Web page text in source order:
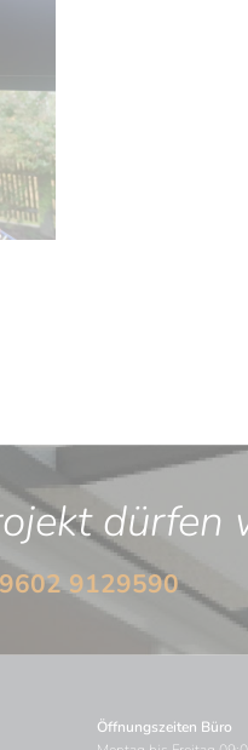
dürfen
9129590
Öffnungszeiten Büro